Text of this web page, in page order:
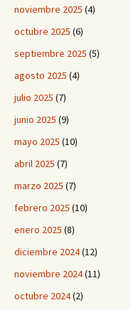
noviembre 2025 (4)
octubre 2025 (6)
septiembre 2025 (5)
agosto 2025 (4)
julio 2025 (7)
junio 2025 (9)
mayo 2025 (10)
abril 2025 (7)
marzo 2025 (7)
febrero 2025 (10)
enero 2025 (8)
diciembre 2024(12)
noviembre 2024(11)
octubre 2024(2)